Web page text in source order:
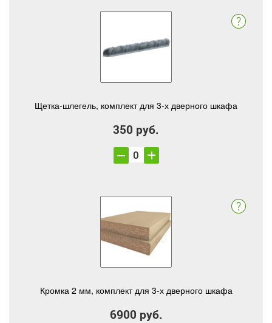
Щетка-шлегель, комплект для 3-х дверного шкафа
350 руб.
Кромка 2 мм, комплект для 3-х дверного шкафа
6900 руб.